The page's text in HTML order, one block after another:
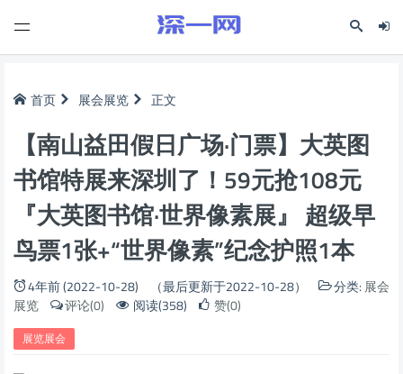
首页 展会展览 正文
【南山益田假日广场·门票】大英图
书馆特展来深圳了！59元抢108元
『大英图书馆·世界像素展』 超级早
鸟票1张+“世界像素”纪念护照1本
4年前 (2022-10-28) （最后更新于2022-10-28） 分类: 展会
展览
评论(0) 阅读(358) 赞(0)
展览展会